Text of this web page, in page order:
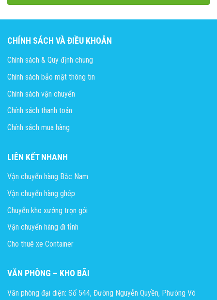
CHÍNH SÁCH VÀ ĐIỀU KHOẢN
Chính sách & Quy định chung
Chính sách bảo mật thông tin
Chính sách vận chuyển
Chính sách thanh toán
Chính sách mua hàng
LIÊN KẾT NHANH
Vận chuyển hàng Bắc Nam
Vận chuyển hàng ghép
Chuyển kho xưởng trọn gói
Vận chuyển hàng đi tỉnh
Cho thuê xe Container
VĂN PHÒNG – KHO BÃI
Văn phòng đại diện: Số 544, Đường Nguyễn Quyền, Phường Võ